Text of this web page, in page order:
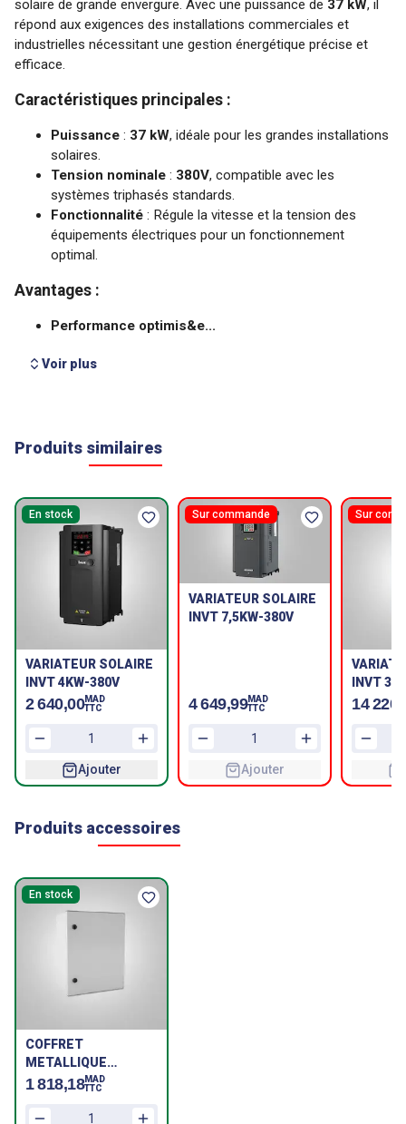
Voir plus
Produits similaires
En stock
VARIATEUR SOLAIRE
INVT 4KW-380V
2 640,00MAD
TTC
Ajouter
Sur commande
VARIATEUR SOLAIRE
INVT 7,5KW-380V
4 649,99MAD
TTC
Ajouter
Sur
INVT
14
Produits accessoires
En stock
COFFRET
METALLIQUE
900x700x320 - IP55
1 818,18MAD
TTC